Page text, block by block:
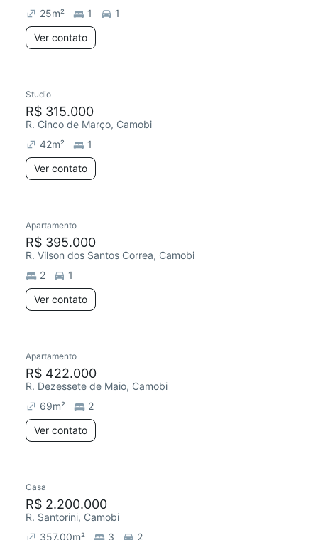
25m² 1
1
Ver contato
Studio
R$ 315.000
R. Cinco de Março, Camobi
42m²
1
Ver contato
Apartamento
R$ 395.000
R. Vilson dos Santos Correa, Camobi
2
1
Ver contato
Apartamento
R$ 422.000
R. Dezessete de Maio, Camobi
69m²
2
Ver contato
Casa
R$ 2.200.000
R. Santorini, Camobi
357.00m² 3 2